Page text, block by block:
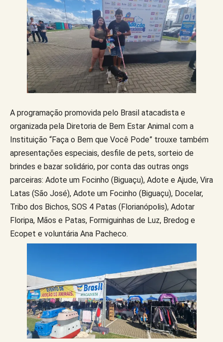
A programação promovida pelo Brasil atacadista e
organizada pela Diretoria de Bem Estar Animal com a
Instituição “Faça o Bem que Você Pode” trouxe também
apresentações especiais, desfile de pets, sorteio de
brindes e bazar solidário, por conta das outras ongs
parceiras: Adote um Focinho (Biguaçu), Adote e Ajude, Vira
Latas (São José), Adote um Focinho (Biguaçu), Docelar,
Tribo dos Bichos, SOS 4 Patas (Florianópolis), Adotar
Floripa, Mãos e Patas, Formiguinhas de Luz, Bredog e
Ecopet e voluntária Ana Pacheco.